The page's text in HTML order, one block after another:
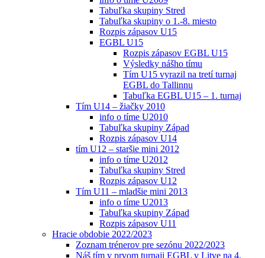
Tabuľka skupiny Stred
Tabuľka skupiny o 1.-8. miesto
Rozpis zápasov U15
EGBL U15
Rozpis zápasov EGBL U15
Výsledky nášho tímu
Tím U15 vyrazil na tretí turnaj
EGBL do Tallinnu
Tabuľka EGBL U15 – 1. turnaj
Tím U14 – žiačky 2010
info o tíme U2010
Tabuľka skupiny Západ
Rozpis zápasov U14
tím U12 – staršie mini 2012
info o tíme U2012
Tabuľka skupiny Stred
Rozpis zápasov U12
Tím U11 – mladšie mini 2013
info o tíme U2013
Tabuľka skupiny Západ
Rozpis zápasov U11
Hracie obdobie 2022/2023
Zoznam trénerov pre sezónu 2022/2023
Náš tím v prvom turnaji EGBL v Litve na 4.